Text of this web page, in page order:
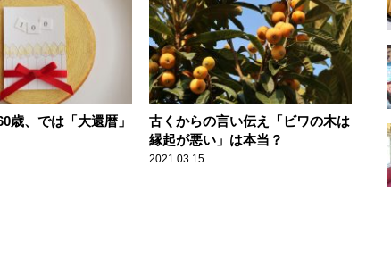
歳、では「大還暦」
古くからの言い伝え「ビワの木は
縁起が悪い」は本当？
2021.03.15